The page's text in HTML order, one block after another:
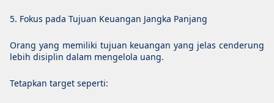
5. Fokus pada Tujuan Keuangan Jangka Panjang
Orang yang memiliki tujuan keuangan yang jelas cenderung
lebih disiplin dalam mengelola uang.
Tetapkan target seperti: